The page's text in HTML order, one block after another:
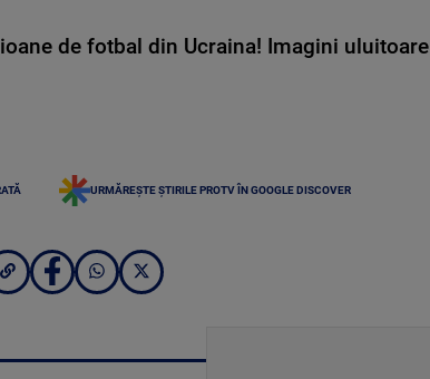
de fotbal din Ucraina! Imagini uluitoare
URMĂREȘTE ȘTIRILE PROTV ÎN GOOGLE DISCOVER